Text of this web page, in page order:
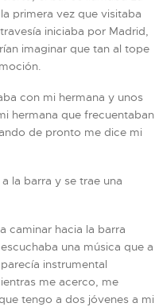
primera vez que visitaba
iniciaba por Madrid,
imaginar que tan al tope
con mi hermana y unos
hermana que frecuentaban
de pronto me dice mi
la barra y se trae una
caminar hacia la barra
una música que a
instrumental
me acerco, me
tengo a dos jóvenes a mi